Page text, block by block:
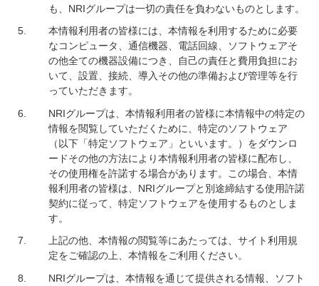
も、NRIグループは一切の責任を負わないものとします。
本情報利用者の皆様には、本情報を利用するために必要
なコンピュータ、通信機器、電話回線、ソフトウェアそ
の他全ての機器設備につき、自己の責任と費用負担にお
いて、設置、接続、導入その他の準備および管理等を行
っていただきます。
NRIグループは、本情報利用者の皆様に本情報中の特定の
情報を閲覧していただくために、特定のソフトウェア
（以下「特定ソフトウェア」といいます。）をダウンロ
ードその他の方法により本情報利用者の皆様に配布し、
その使用権を許諾する場合があります。この場合、本情
報利用者の皆様は、NRIグループと別途締結する使用許諾
契約に従って、特定ソフトウェアを使用するものとしま
す。
上記の他、本情報の閲覧等にあたっては、サイト利用規
定をご確認の上、本情報をご利用ください。
NRIグループは、本情報を通じて提供される情報、ソフト